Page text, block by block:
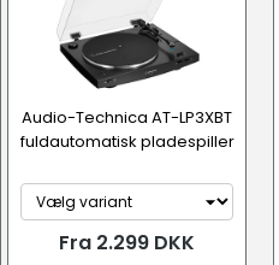
Audio-Technica AT-LP3XBT
fuldautomatisk pladespiller
Fra 2.299 DKK